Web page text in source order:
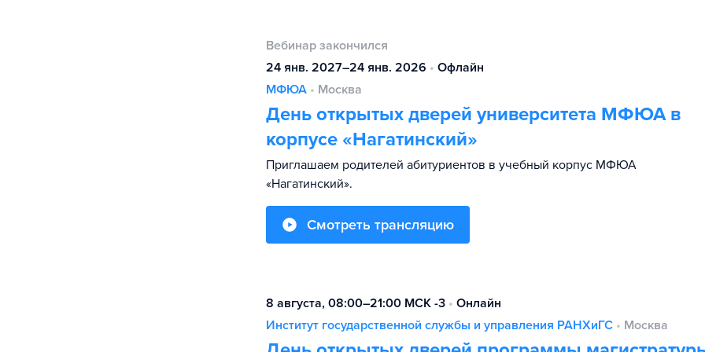
Вебинар закончился
24 янв. 2027–24 янв. 2026 • Офлайн
МФЮА • Москва
День открытых дверей университета МФЮА в
корпусе «Нагатинский»
Приглашаем родителей абитуриентов в учебный корпус МФЮА
«Нагатинский».
Смотреть трансляцию
8 августа, 08:00–21:00 МСК -3 • Онлайн
Институт государственной службы и управления РАНХиГС • Москва